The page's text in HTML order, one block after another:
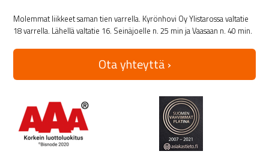
Molemmat liikkeet saman tien varrella. Kyrönhovi Oy Ylistarossa valtatie
18 varrella. Lähellä valtatie 16. Seinäjoelle n. 25 min ja Vaasaan n. 40 min.
Ota yhteyttä ›